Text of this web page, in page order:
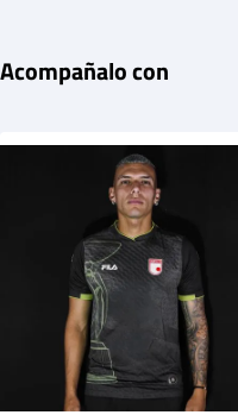
Acompañalo con